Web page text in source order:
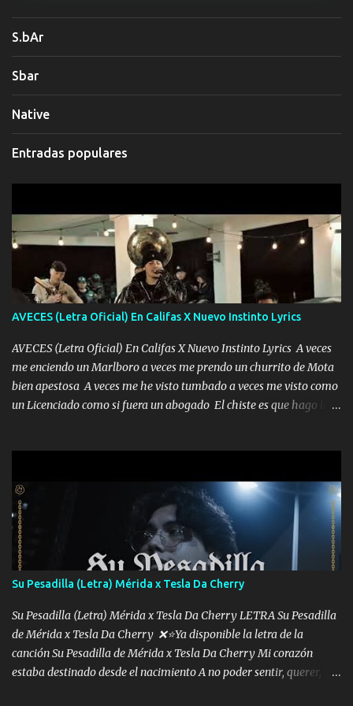
S.bAr
Sbar
Native
Entradas populares
AVECES (Letra Oficial) En Califas X Nuevo Instinto Lyrics
AVECES (Letra Oficial) En Califas X Nuevo Instinto Lyrics A veces
me enciendo un Marlboro a veces me prendo un churrito de Mota
bien apestosa A veces me he visto tumbado a veces me visto como
un Licenciado como si fuera un abogado El chiste es que hago lo
corriente no quieren verte subir de level trucha mis plebes Música
A veces me pongo un sombrero a veces me ven la cachucha de lado
con la mirada siempre en alto A veces me fajó una super o a veces
me fajó una Glock siempre armado todas las generaciones yo
traigo El chiste es que hago lo que quiero pues así soy me mandó
yo tengo el control a todos yo les paro el dedo soy hocicon un
malcriado un malandrón Que Les importa no saben nada falsas
las risas las que me miran hay gente corriente no quieren ve...
Su Pesadilla (Letra) Mérida x Tesla Da Cherry
Su Pesadilla (Letra) Mérida x Tesla Da Cherry LETRA Su Pesadilla
de Mérida x Tesla Da Cherry ❌⭐Ya disponible la letra de la
canción Su Pesadilla de Mérida x Tesla Da Cherry Mi corazón
estaba destinado desde el nacimiento A no poder sentir, querer,